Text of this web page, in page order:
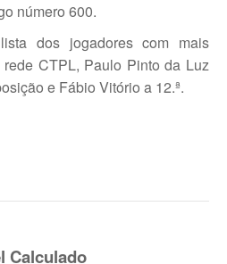
número 600.
dos jogadores com mais
CTPL, Paulo Pinto da Luz
e Fábio Vitório a 12.ª.
Calculado